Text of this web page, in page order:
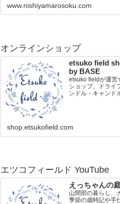
www.nishiyamarosoku.com
オンラインショップ
etsuko field
by BASE
etsuko fieldが運営
ショップ。ドライ
ンドル・キャンド
shop.etsukofield.com
エツコフィールド YouTube
えっちゃんの
山間部の暮らし、
季節の歳時記や手